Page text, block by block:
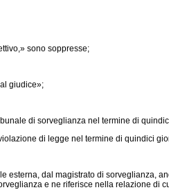
sono soppresse;
giudice»;
di sorveglianza nel termine di
di legge nel termine di quindici
dal magistrato di sorveglianza,
e ne riferisce nella relazione di